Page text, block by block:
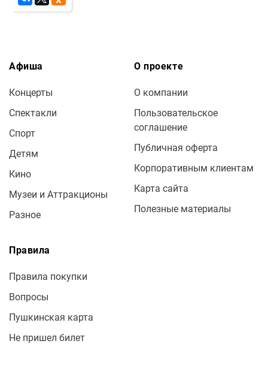
Афиша
Концерты
Спектакли
Спорт
Детям
Кино
Музеи и Аттракционы
Разное
О проекте
О компании
Пользовательское
соглашение
Публичная оферта
Корпоративным клиентам
Карта сайта
Полезные материалы
Правила
Правила покупки
Вопросы
Пушкинская карта
Не пришел билет